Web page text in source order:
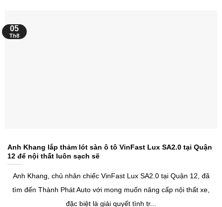
Anh Khang lắp thảm lót sàn ô tô VinFast Lux SA2.0 tại Quận
12 để nội thất luôn sạch sẽ
Anh Khang, chủ nhân chiếc VinFast Lux SA2.0 tại Quận 12, đã
tìm đến Thành Phát Auto với mong muốn nâng cấp nội thất xe,
đặc biệt là giải quyết tình tr...
05
Th8